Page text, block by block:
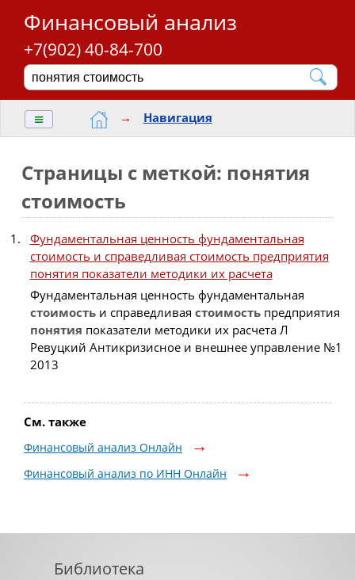
Финансовый анализ
+7(902) 40-84-700
≡ → Навигация
Страницы с меткой: понятия
стоимость
Фундаментальная ценность фундаментальная
стоимость и справедливая стоимость предприятия
понятия показатели методики их расчета
Фундаментальная ценность фундаментальная
стоимостьи справедливая стоимостьпредприятия
понятия показатели методики их расчета Л
Ревуцкий Антикризисное и внешнее управление №1
2013
См. также
Финансовый анализ Онлайн
Финансовый анализ по ИНН Онлайн
Библиотека